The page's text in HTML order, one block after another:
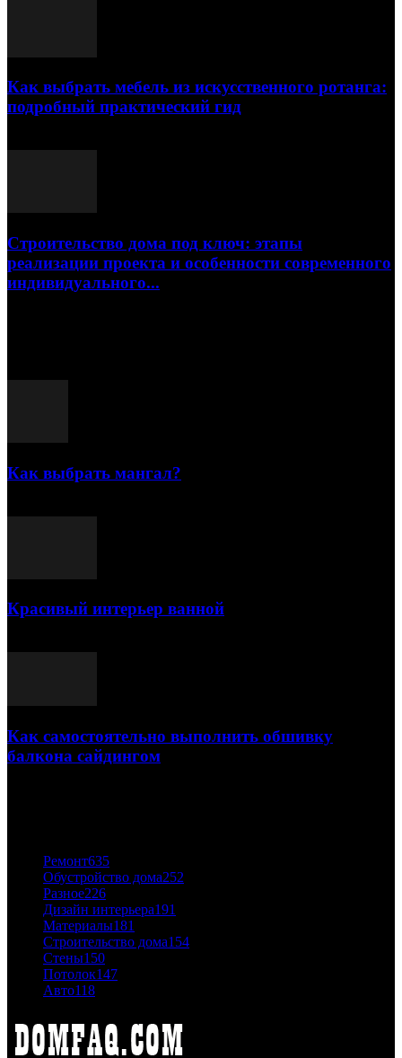
Как выбрать мебель из искусственного ротанга:
подробный практический гид
Строительство дома под ключ: этапы
реализации проекта и особенности современного
индивидуального...
Как выбрать мангал?
Красивый интерьер ванной
Как самостоятельно выполнить обшивку
балкона сайдингом
Ремонт635
Обустройство дома252
Разное226
Дизайн интерьера191
Материалы181
Строительство дома154
Стены150
Потолок147
Авто118